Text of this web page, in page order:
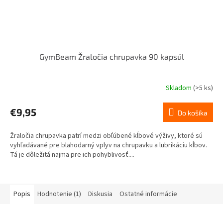
GymBeam Žraločia chrupavka 90 kapsúl
Skladom (>5 ks)
€9,95 Do košíka
Žraločia chrupavka patrí medzi obľúbené kĺbové výživy, ktoré sú
vyhľadávané pre blahodarný vplyv na chrupavku a lubrikáciu kĺbov.
Tá je dôležitá najmä pre ich pohyblivosť....
Popis Hodnotenie (1) Diskusia Ostatné informácie